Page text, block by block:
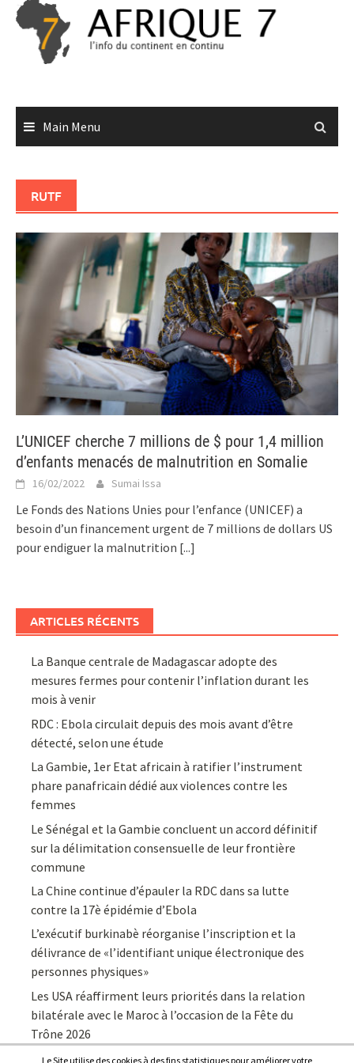
Skip
content
Main Menu
RUTF
L’UNICEF cherche 7 millions de $ pour 1,4 million
d’enfants menacés de malnutrition en Somalie
16/02/2022 Sumai Issa
Le Fonds des Nations Unies pour l’enfance (UNICEF) a
besoin d’un financement urgent de 7 millions de dollars US
pour endiguer la malnutrition [...]
ARTICLES RÉCENTS
La Banque centrale de Madagascar adopte des
mesures fermes pour contenir l’inflation durant les
mois à venir
RDC : Ebola circulait depuis des mois avant d’être
détecté, selon une étude
La Gambie, 1er Etat africain à ratifier l’instrument
phare panafricain dédié aux violences contre les
femmes
Le Sénégal et la Gambie concluent un accord définitif
sur la délimitation consensuelle de leur frontière
commune
La Chine continue d’épauler la RDC dans sa lutte
contre la 17è épidémie d’Ebola
L’exécutif burkinabè réorganise l’inscription et la
délivrance de «l’identifiant unique électronique des
personnes physiques»
Les USA réaffirment leurs priorités dans la relation
bilatérale avec le Maroc à l’occasion de la Fête du
Trône 2026
Le Site utilise des cookies à des fins statistiques pour améliorer votre